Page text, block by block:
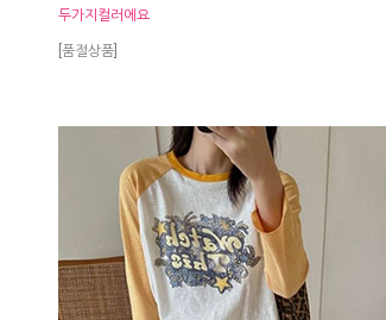
두가지컬러에요
[품절상품]